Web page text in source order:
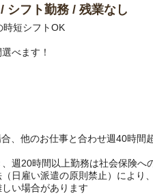
シフト勤務 / 残業なし
短シフトOK
べます！
、他のお仕事と合わせ週40時間
週20時間以上勤務は社会保険へ
日雇い派遣の原則禁止）により
い場合があります